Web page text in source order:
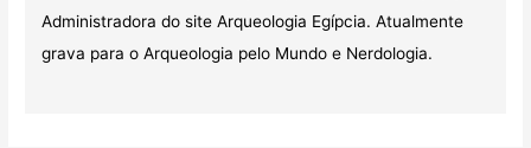
Administradora do site Arqueologia Egípcia. Atualmente
grava para o Arqueologia pelo Mundo e Nerdologia.